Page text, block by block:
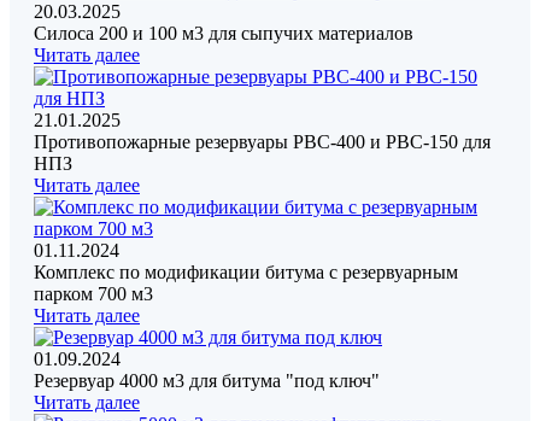
20.03.2025
Силоса 200 и 100 м3 для сыпучих материалов
Читать далее
21.01.2025
Противопожарные резервуары РВС-400 и РВС-150 для
НПЗ
Читать далее
01.11.2024
Комплекс по модификации битума с резервуарным
парком 700 м3
Читать далее
01.09.2024
Резервуар 4000 м3 для битума "под ключ"
Читать далее